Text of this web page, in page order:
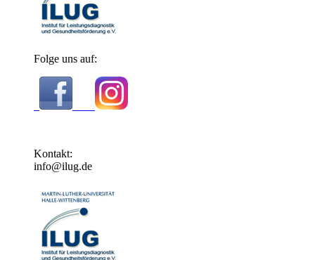
Folge uns auf:
Kontakt:
info@ilug.de